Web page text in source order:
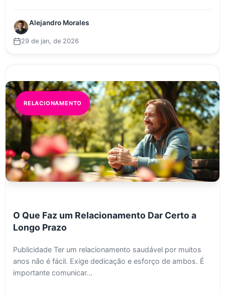
Alejandro Morales
29 de jan, de 2026
RELACIONAMENTO
O Que Faz um Relacionamento Dar Certo a
Longo Prazo
Publicidade Ter um relacionamento saudável por muitos
anos não é fácil. Exige dedicação e esforço de ambos. É
importante comunicar...